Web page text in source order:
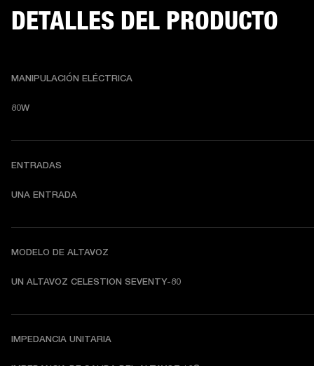
DETALLES DEL PRODUCTO
MANIPULACIÓN ELÉCTRICA
80W
ENTRADAS
UNA ENTRADA
MODELO DE ALTAVOZ
UN ALTAVOZ CELESTION SEVENTY-80
IMPEDANCIA UNITARIA